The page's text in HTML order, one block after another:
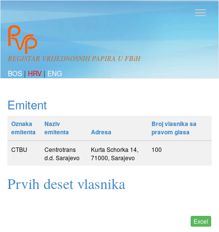
REGISTAR VRIJEDNOSNIH PAPIRA U FBiH
BOS | HRV | ENG
Emitent
Oznaka
emitenta
Naziv
emitenta
Adresa
Broj vlasnika sa
pravom glasa
CTBU
Centrotrans
d.d. Sarajevo
Kurta Schorka 14,
71000, Sarajevo
100
Prvih deset vlasnika